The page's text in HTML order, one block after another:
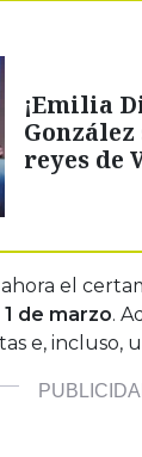
¡Emilia
reyes de
el
de marzo.
e, incluso,